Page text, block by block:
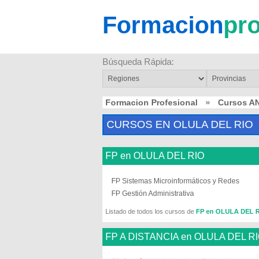
Formacion
Búsqueda Rápida:
Formacion Profesional » Cursos
CURSOS EN OLULA DEL RIO
FP en OLULA DEL RIO
FP Sistemas Microinformáticos y Redes
FP Gestión Administrativa
Listado de todos los cursos de FP en OLULA DEL
FP A DISTANCIA en OLULA DEL